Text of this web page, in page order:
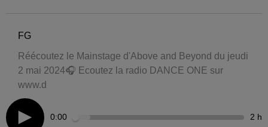
FG
Réécoutez le Mainstage d'Above and Beyond du jeudi
2 mai 2024🎧 Ecoutez la radio DANCE ONE sur
www.d
0:00 2 h